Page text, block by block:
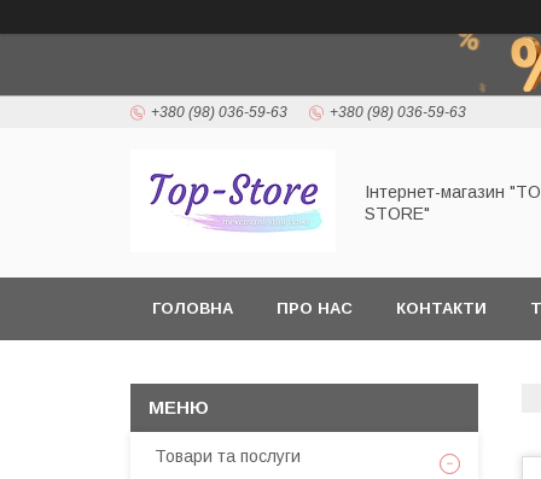
+380 (98) 036-59-63 +380 (98) 036-59-63
Інтернет-магазин
STORE"
ГОЛОВНА ПРО НАС КОНТАКТИ
Товари та послуги